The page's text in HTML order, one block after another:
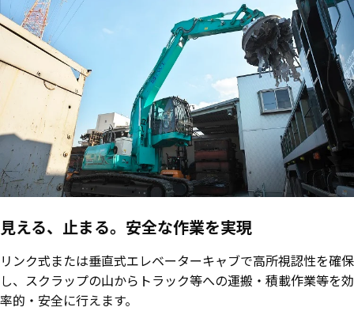
見える、止まる。安全な作業を実現
リンク式または垂直式エレベーターキャブで高所視認性を確保
し、スクラップの山からトラック等への運搬・積載作業等を効
率的・安全に行えます。